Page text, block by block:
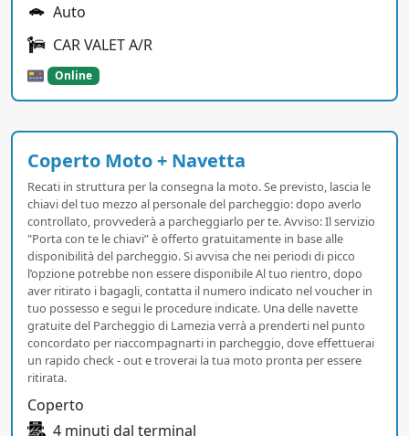
Auto
CAR VALET A/R
Online
Coperto Moto + Navetta
Recati in struttura per la consegna la moto. Se previsto, lascia le
chiavi del tuo mezzo al personale del parcheggio: dopo averlo
controllato, provvederà a parcheggiarlo per te. Avviso: Il servizio
"Porta con te le chiavi” è offerto gratuitamente in base alle
disponibilità del parcheggio. Si avvisa che nei periodi di picco
l’opzione potrebbe non essere disponibile Al tuo rientro, dopo
aver ritirato i bagagli, contatta il numero indicato nel voucher in
tuo possesso e segui le procedure indicate. Una delle navette
gratuite del Parcheggio di Lamezia verrà a prenderti nel punto
concordato per riaccompagnarti in parcheggio, dove effettuerai
un rapido check - out e troverai la tua moto pronta per essere
ritirata.
Coperto
4 minuti dal terminal